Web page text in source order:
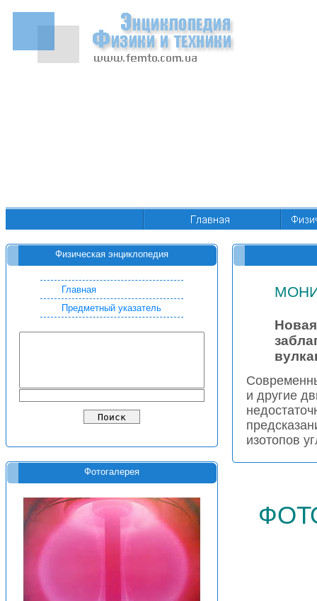
Физическая энциклопедия
Главная
Предметный указатель
Фотогалерея
и другие
изотопов